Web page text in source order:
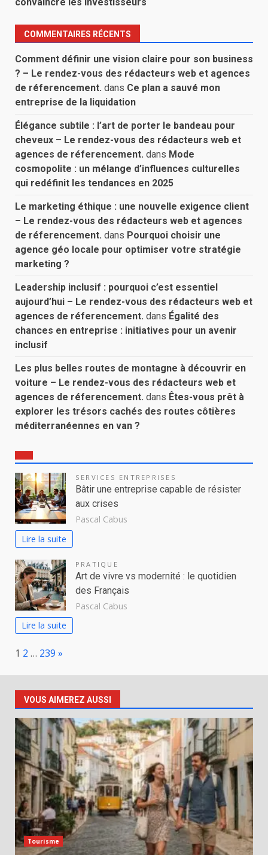
COMMENTAIRES RÉCENTS
Comment définir une vision claire pour son business
? – Le rendez-vous des rédacteurs web et agences
de réferencement. dans Ce plan a sauvé mon
entreprise de la liquidation
Élégance subtile : l’art de porter le bandeau pour
cheveux – Le rendez-vous des rédacteurs web et
agences de réferencement. dans Mode
cosmopolite : un mélange d’influences culturelles
qui redéfinit les tendances en 2025
Le marketing éthique : une nouvelle exigence client
– Le rendez-vous des rédacteurs web et agences
de réferencement. dans Pourquoi choisir une
agence géo locale pour optimiser votre stratégie
marketing ?
Leadership inclusif : pourquoi c’est essentiel
aujourd’hui – Le rendez-vous des rédacteurs web et
agences de réferencement. dans Égalité des
chances en entreprise : initiatives pour un avenir
inclusif
Les plus belles routes de montagne à découvrir en
voiture – Le rendez-vous des rédacteurs web et
agences de réferencement. dans Êtes-vous prêt à
explorer les trésors cachés des routes côtières
méditerranéennes en van ?
SERVICES ENTREPRISES
Bâtir une entreprise capable de résister
aux crises
Pascal Cabus
Lire la suite
PRATIQUE
Art de vivre vs modernité : le quotidien
des Français
Pascal Cabus
Lire la suite
Page:
1 2 … 239 Next
»
VOUS AIMEREZ AUSSI
Tourisme